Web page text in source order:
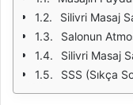
Silivri Masaj
Salonun
Silivri Masaj
SSS (Sıkça